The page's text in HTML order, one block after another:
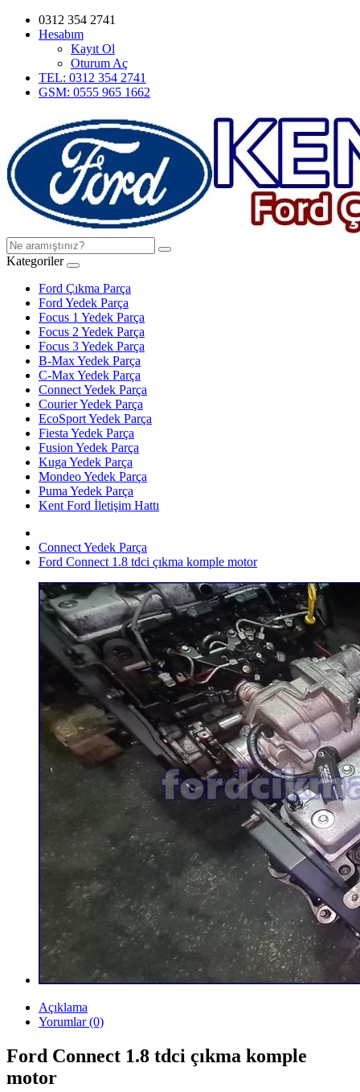
0312 354 2741
Hesabım
Kayıt Ol
Oturum Aç
TEL: 0312 354 2741
GSM: 0555 965 1662
Kategoriler
Ford Çıkma Parça
Ford Yedek Parça
Focus 1 Yedek Parça
Focus 2 Yedek Parça
Focus 3 Yedek Parça
B-Max Yedek Parça
C-Max Yedek Parça
Connect Yedek Parça
Courier Yedek Parça
EcoSport Yedek Parça
Fiesta Yedek Parça
Fusion Yedek Parça
Kuga Yedek Parça
Mondeo Yedek Parça
Puma Yedek Parça
Kent Ford İletişim Hattı
Connect Yedek Parça
Ford Connect 1.8 tdci çıkma komple motor
Açıklama
Yorumlar (0)
Ford Connect 1.8 tdci çıkma komple
motor